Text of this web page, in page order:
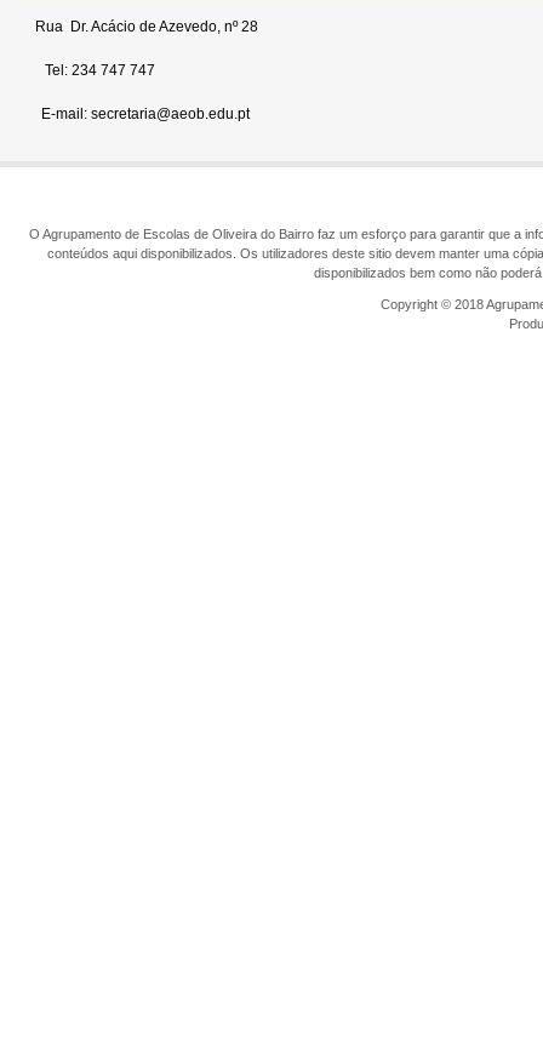
Rua Dr. Acácio de Azevedo, nº 28
Tel: 234 747 747
E-mail: secretaria@aeob.edu.pt
O Agrupamento de Escolas de Oliveira do Bairro faz um esforço para garantir que a
conteúdos aqui disponibilizados. Os utilizadores deste sitio devem manter uma
disponibilizados bem como não
Copyright © 2018